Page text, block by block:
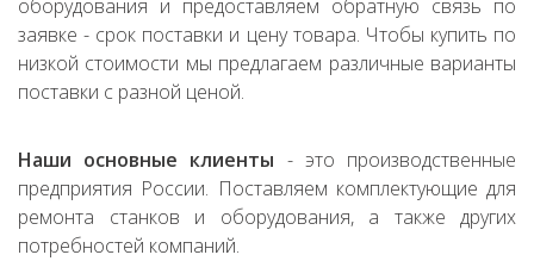
оборудования и предоставляем обратную связь по
заявке - срок поставки и цену товара. Чтобы купить по
низкой стоимости мы предлагаем различные варианты
поставки с разной ценой.
Наши основные клиенты - это производственные
предприятия России. Поставляем комплектующие для
ремонта станков и оборудования, а также других
потребностей компаний.